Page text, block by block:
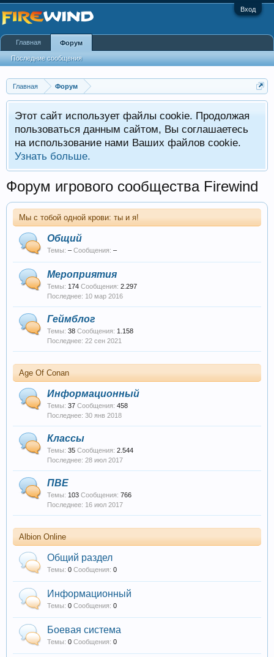
Вход
Главная Форум
Этот сайт использует файлы cookie. Продолжая
пользоваться данным сайтом, Вы соглашаетесь
на использование нами Ваших файлов cookie.
Узнать больше.
Форум игрового сообщества Firewind
Мы с тобой одной крови: ты и я!
Общий
Темы: – Сообщения: –
Мероприятия
Темы: 174 Сообщения: 2.297
10 мар 2016
Геймблог
Темы: 38 Сообщения: 1.158
22 сен 2021
Age Of Conan
Информационный
Темы: 37 Сообщения: 458
30 янв 2018
Классы
Темы: 35 Сообщения: 2.544
28 июл 2017
ПВЕ
Темы: 103 Сообщения: 766
16 июл 2017
Albion Online
Общий раздел
Темы: 0 Сообщения: 0
Информационный
Темы: 0 Сообщения: 0
Боевая система
Темы: 0 Сообщения: 0
Главная Форум
Последние сообщения